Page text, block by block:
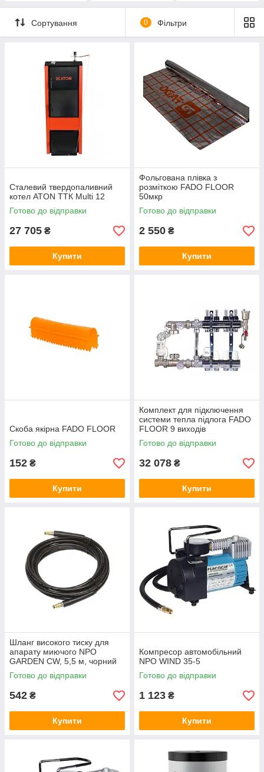
Сортування 0 Фільтри
Сталевий твердопаливний
котел ATON ТТК Multi 12
Готово до відправки
27 705 ₴
Купити
Фольгована плівка з
розміткою FADO FLOOR
50мкр
Готово до відправки
2 550 ₴
Купити
Скоба якірна FADO FLOOR
Готово до відправки
152 ₴
Купити
Комплект для підключення
системи тепла підлога FADO
FLOOR 9 виходів
Готово до відправки
32 078 ₴
Купити
Шланг високого тиску для
апарату миючого NPO
GARDEN CW, 5,5 м, чорний
Готово до відправки
542 ₴
Купити
Компресор автомобільний
NPO WIND 35-5
Готово до відправки
1 123 ₴
Купити